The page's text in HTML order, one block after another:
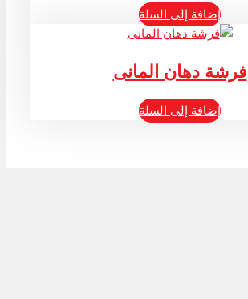
إضافة إلى السلة
فرشة دهان المانى
إضافة إلى السلة